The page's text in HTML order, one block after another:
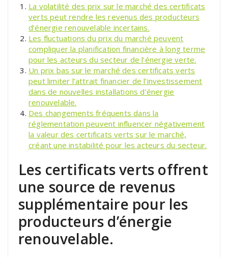
La volatilité des prix sur le marché des certificats
verts peut rendre les revenus des producteurs
d’énergie renouvelable incertains.
Les fluctuations du prix du marché peuvent
compliquer la planification financière à long terme
pour les acteurs du secteur de l’énergie verte.
Un prix bas sur le marché des certificats verts
peut limiter l’attrait financier de l’investissement
dans de nouvelles installations d’énergie
renouvelable.
Des changements fréquents dans la
réglementation peuvent influencer négativement
la valeur des certificats verts sur le marché,
créant une instabilité pour les acteurs du secteur.
Les certificats verts offrent
une source de revenus
supplémentaire pour les
producteurs d’énergie
renouvelable.